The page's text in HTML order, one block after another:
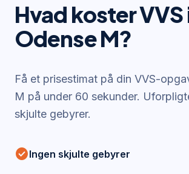
Hvad koster VVS
Odense M?
Få et prisestimat på din VVS-
M på under 60 sekunder.
skjulte gebyrer.
check_circleIngen skjulte gebyrer